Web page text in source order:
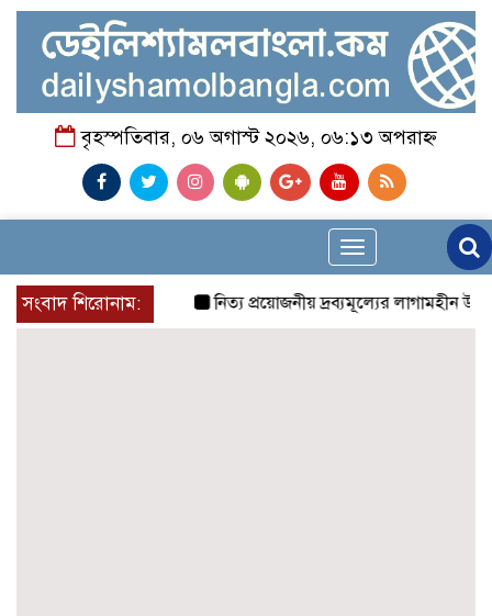
বৃহস্পতিবার, ০৬ অগাস্ট ২০২৬, ০৬:১৩ অপরাহ্ন
Toggle
navigation
সংবাদ শিরোনাম:
নিত্য প্রয়োজনীয় দ্রব্যমূল্যের লাগামহীন